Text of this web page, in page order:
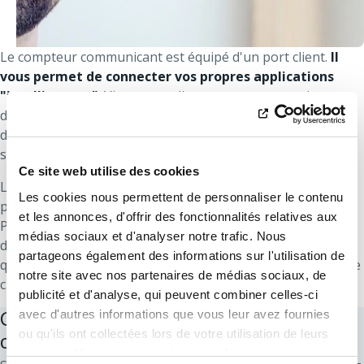
Ce site web utilise des cookies
Les cookies nous permettent de personnaliser le contenu
et les annonces, d'offrir des fonctionnalités relatives aux
médias sociaux et d'analyser notre trafic. Nous
partageons également des informations sur l'utilisation de
notre site avec nos partenaires de médias sociaux, de
publicité et d'analyse, qui peuvent combiner celles-ci
avec d'autres informations que vous leur avez fournies
ou qu'ils ont collectées lors de votre utilisation de leurs
services. Vous consentez à nos cookies si vous
Le compteur communicant est équipé d'un port client. Il
vous permet de connecter vos propres applications
"intelligentes" . Via ce port client, vous pouvez suivre vos
données de consommation et ainsi mieux contrôler vos
dépenses énergétiques (via une application sur
smartphone ou un thermostat intelligent, par exemple).
Les données disponibles via ce port client sont beaucoup
plus détaillées que les informations conservées par ORES.
Pour protéger votre vie privée, ce port client est donc
désactivé par défaut. Nous n'activons ce port client
qu'après avoir reçu votre autorisation explicite. En tant que
client, vous restez toujours propriétaire de ces données.
Comment activer/ désactiver le port
client de mon compteur communicant